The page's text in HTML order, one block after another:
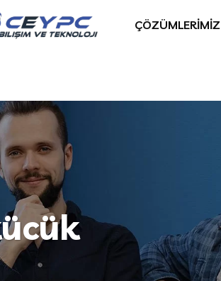
ÇÖZÜMLERİMİZ